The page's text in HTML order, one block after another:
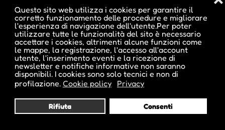
Questo sito web utilizza i cookies per garantire il
corretto funzionamento delle procedure e migliorare
l'esperienza di navigazione dell'utente.Per poter
utilizzare tutte le funzionalità del sito è necessario
accettare i cookies, altrimenti alcune funzioni come
le mappe, la registrazione, l'accesso all'account
utente, l'inserimento eventi e la ricezione di
newsletter e notifiche informative non saranno
disponibili. I cookies sono solo tecnici e non di
profilazione. Cookie policy Privacy
Rifiuta Consenti
netdrag